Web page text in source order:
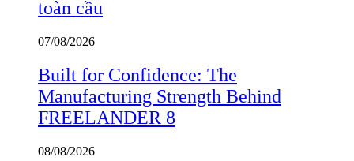
toàn cầu
07/08/2026
Built for Confidence: The
Manufacturing Strength Behind
FREELANDER 8
08/08/2026